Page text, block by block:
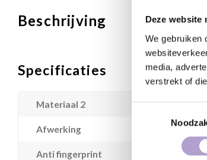
Deze website
We gebruiken
media,
verstrekt of
Beschrijving
Specificaties
Materiaal 2
Afwerking Fenix
Anti fingerprint